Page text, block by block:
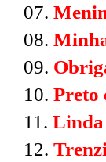
07.
08.
09.
10. Preto
11.
12.